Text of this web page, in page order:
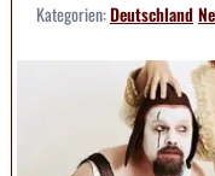
Kategorien:Deutschland